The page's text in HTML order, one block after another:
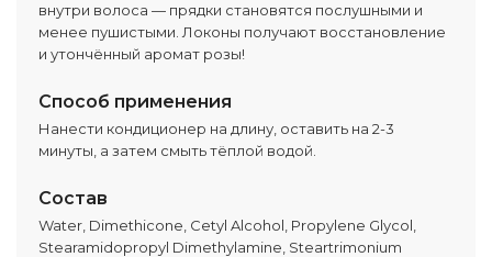
внутри волоса — прядки становятся послушными и
менее пушистыми. Локоны получают восстановление
и утончённый аромат розы!
Способ применения
Нанести кондиционер на длину, оставить на 2-3
минуты, а затем смыть тёплой водой.
Состав
Water, Dimethicone, Cetyl Alcohol, Propylene Glycol,
Stearamidopropyl Dimethylamine, Steartrimonium